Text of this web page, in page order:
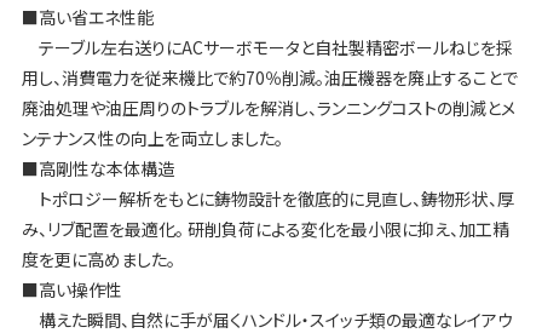
■高い省エネ性能
テーブル左右送りにACサーボモータと自社製精密ボールねじを採
用し、消費電力を従来機比で約70％削減。油圧機器を廃止することで
廃油処理や油圧周りのトラブルを解消し、ランニングコストの削減とメ
ンテナンス性の向上を両立しました。
■高剛性な本体構造
トポロジー解析をもとに鋳物設計を徹底的に見直し、鋳物形状、厚
み、リブ配置を最適化。 研削負荷による変化を最小限に抑え、加工精
度を更に高めました。
■高い操作性
構えた瞬間、自然に手が届くハンドル・スイッチ類の最適なレイアウ